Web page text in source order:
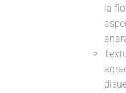
la